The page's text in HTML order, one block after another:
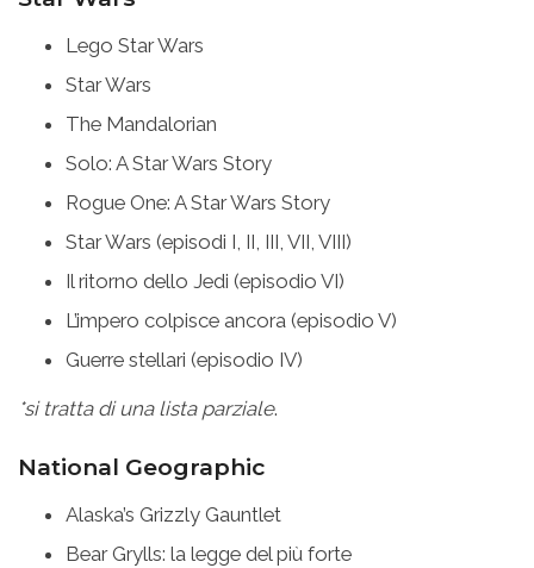
Lego Star Wars
Star Wars
The Mandalorian
Solo: A Star Wars Story
Rogue One: A Star Wars Story
Star Wars (episodi I, II, III, VII, VIII)
Il ritorno dello Jedi (episodio VI)
L’impero colpisce ancora (episodio V)
Guerre stellari (episodio IV)
*si tratta di una lista parziale.
National Geographic
Alaska’s Grizzly Gauntlet
Bear Grylls: la legge del più forte